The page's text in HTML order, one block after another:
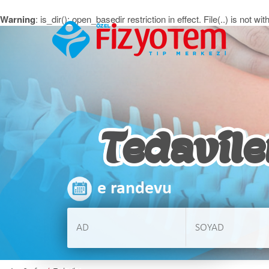
Warning: is_dir(): open_basedir restriction in effect. File(..) is not
e randevu